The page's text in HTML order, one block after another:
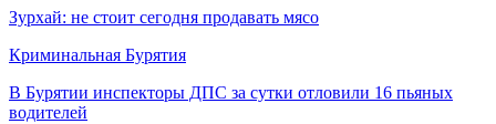
Зурхай: не стоит сегодня продавать мясо
Криминальная Бурятия
В Бурятии инспекторы ДПС за сутки отловили 16 пьяных
водителей